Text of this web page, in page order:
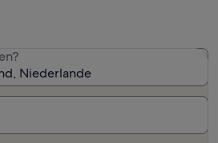
Niederlande